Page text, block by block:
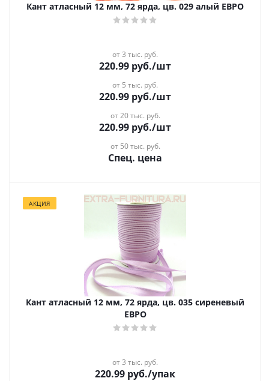
Кант атласный 12 мм, 72 ярда, цв. 029 алый ЕВРО
от 3 тыс. руб.
220.99 руб./шт
от 5 тыс. руб.
220.99 руб./шт
от 20 тыс. руб.
220.99 руб./шт
от 50 тыс. руб.
Спец. цена
АКЦИЯ
Кант атласный 12 мм, 72 ярда, цв. 035 сиреневый
ЕВРО
от 3 тыс. руб.
220.99 руб./упак